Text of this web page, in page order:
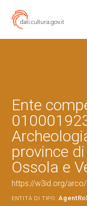
Ente
province
Ossola e
https://w3id.org/
ENTITÀ DI TIPO: